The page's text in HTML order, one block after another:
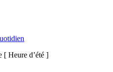
[ Heure d’été ]